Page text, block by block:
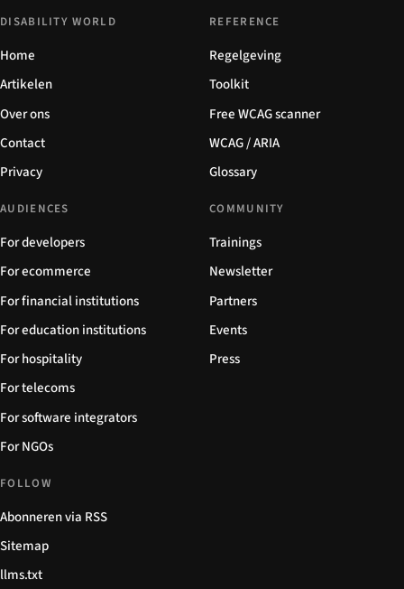
DISABILITY WORLD
Home
Artikelen
Over ons
Contact
Privacy
REFERENCE
Regelgeving
Toolkit
Free WCAG scanner
WCAG / ARIA
Glossary
AUDIENCES
For developers
For ecommerce
For financial institutions
For education institutions
For hospitality
For telecoms
For software integrators
For NGOs
COMMUNITY
Trainings
Newsletter
Partners
Events
Press
FOLLOW
Abonneren via RSS
Sitemap
llms.txt